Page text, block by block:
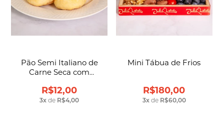
Pão Semi Italiano de
Carne Seca com
R$12,00
3x de R$4,00
Mini Tábua de Frios
R$180,00
3xde R$60,00